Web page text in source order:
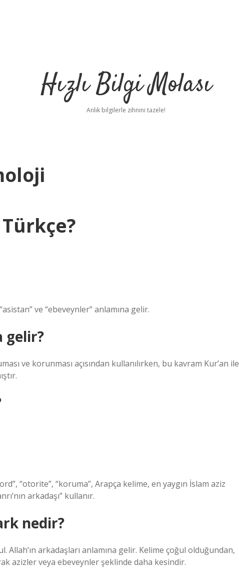
Hızlı Bilgi Molası
Anlık bilgilerle zihnini tazele!
ve “ebeveynler” anlamına gelir.
gelir?
ve korunması açısından kullanılırken, bu kavram Kur’an ile
arkadaşı” kullanır.
nedir?
arkadaşları anlamına gelir. Kelime çoğul olduğundan,
azizler veya ebeveynler şeklinde daha kesindir.